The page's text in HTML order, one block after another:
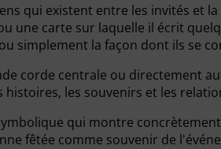
qui existent entre les invités et
une carte sur laquelle il écrit
simplement la façon dont ils se
corde centrale ou directement
les souvenirs et les
qui montre
fêtée comme souvenir de